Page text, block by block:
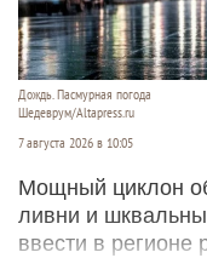
Дождь. Пасмурная погода
Шедеврум/Altapress.ru
7 августа 2026 в 10:05
Мощный циклон
ливни и
ввести в регионе